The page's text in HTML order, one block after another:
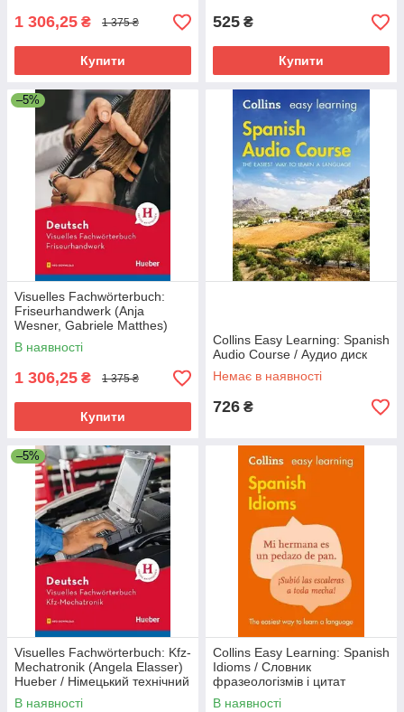
1 306,25 ₴ 1 375 ₴
Купити
525 ₴
Купити
–5%
Visuelles Fachwörterbuch:
Friseurhandwerk (Anja
Wesner, Gabriele Matthes)
Hueber / Німецький технічний
словник
В наявності
1 306,25 ₴ 1 375 ₴
Купити
Collins Easy Learning: Spanish
Audio Course / Аудио диск
Немає в наявності
726 ₴
–5%
Visuelles Fachwörterbuch: Kfz-
Mechatronik (Angela Elasser)
Hueber / Німецький технічний
словник
В наявності
Collins Easy Learning: Spanish
Idioms / Словник
фразеологізмів і цитат
іспанської мови
В наявності